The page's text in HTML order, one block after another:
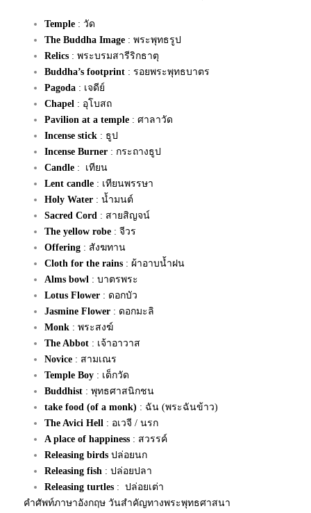
Temple : วัด
The Buddha Image : พระพุทธรูป
Relics : พระบรมสารีริกธาตุ
Buddha’s footprint : รอยพระพุทธบาตร
Pagoda : เจดีย์
Chapel : อุโบสถ
Pavilion at a temple : ศาลาวัด
Incense stick : ธูป
Incense Burner : กระถางธูป
Candle : เทียน
Lent candle : เทียนพรรษา
Holy Water : น้ำมนต์
Sacred Cord : สายสิญจน์
The yellow robe : จีวร
Offering : สังฆทาน
Cloth for the rains : ผ้าอาบน้ำฝน
Alms bowl : บาตรพระ
Lotus Flower : ดอกบัว
Jasmine Flower : ดอกมะลิ
Monk : พระสงฆ์
The Abbot : เจ้าอาวาส
Novice : สามเณร
Temple Boy : เด็กวัด
Buddhist : พุทธศาสนิกชน
take food (of a monk) : ฉัน (พระฉันข้าว)
The Avici Hell : อเวจี / นรก
A place of happiness : สวรรค์
Releasing birds ปล่อยนก
Releasing fish : ปล่อยปลา
Releasing turtles : ปล่อยเต่า
คำศัพท์ภาษาอังกฤษ วันสำคัญทางพระพุทธศาสนา